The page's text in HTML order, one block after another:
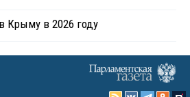
Крыму в 2026 году